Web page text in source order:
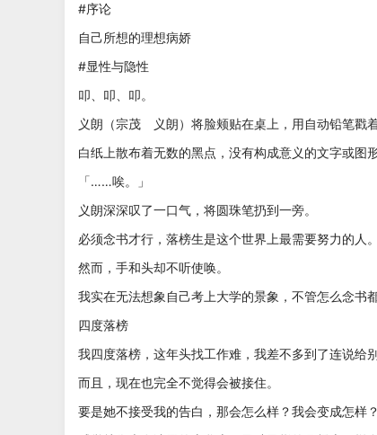
#序论
自己所想的理想病娇
#显性与隐性
叩、叩、叩。
义朗（宗茂 义朗）将脸颊贴在桌上，用自动铅笔戳着
白纸上散布着无数的黑点，没有构成意义的文字或图形
「……唉。」
义朗深深叹了一口气，将圆珠笔扔到一旁。
必须念书才行，落榜生是这个世界上最需要努力的人
然而，手和头却不听使唤。
我实在无法想象自己考上大学的景象，不管怎么念书
四度落榜
我四度落榜，这年头找工作难，我差不多到了连说给
而且，现在也完全不觉得会被接住。
要是她不接受我的告白，那会怎么样？我会变成怎样？